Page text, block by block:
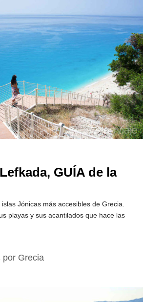
GUÍA de la
Jónicas más accesibles de Grecia.
playas y sus acantilados que hace las
por Grecia